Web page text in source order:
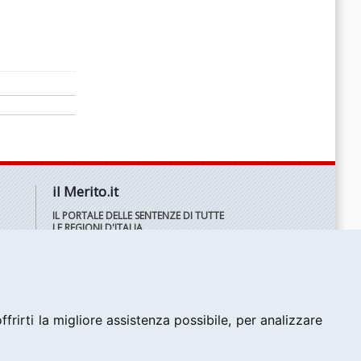
la migliore assistenza possibile, per analizzare
il Merito.it
IL PORTALE DELLE SENTENZE DI TUTTE
LE REGIONI D'ITALIA